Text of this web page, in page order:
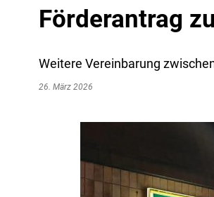
Förderantrag
Weitere Vereinbarung
26. März 2026